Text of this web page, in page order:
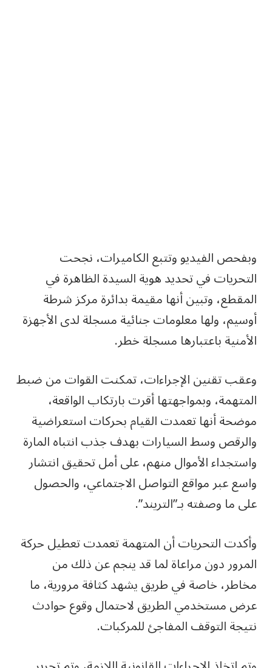
وبفحص الفيديو وتتبع الكاميرات، نجحت
التحريات في تحديد هوية السيدة الظاهرة في
المقطع، وتبين أنها مقيمة بدائرة مركز شرطة
أوسيم، ولها معلومات جنائية مسجلة لدى الأجهزة
الأمنية باعتبارها مسجلة خطر.
وعقب تقنين الإجراءات، تمكنت القوات من ضبط
المتهمة، وبمواجهتها أقرت بارتكاب الواقعة،
موضحة أنها تعمدت القيام بحركات استعراضية
والرقص وسط السيارات بهدف جذب انتباه المارة
واستجداء الأموال منهم، على أمل تحقيق انتشار
واسع عبر مواقع التواصل الاجتماعي، والحصول
على ما وصفته بـ”التريند”.
وأكدت التحريات أن المتهمة تعمدت تعطيل حركة
المرور دون مراعاة لما قد ينجم عن ذلك من
مخاطر، خاصة في طريق يشهد كثافة مرورية، ما
عرض مستخدمي الطريق لاحتمال وقوع حوادث
نتيجة التوقف المفاجئ للمركبات.